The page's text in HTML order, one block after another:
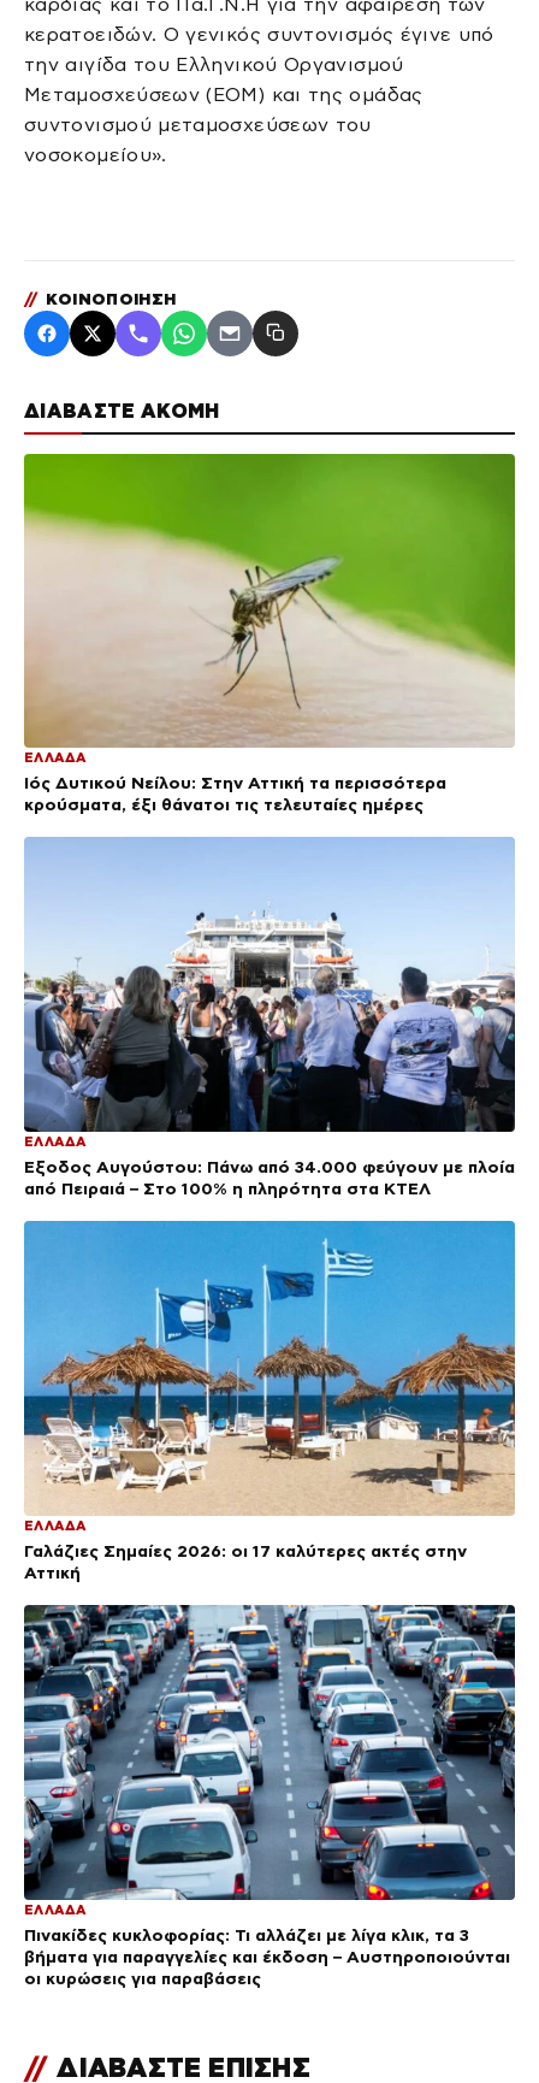
ΔΙΑΒΑΣΤΕ ΑΚΟΜΗ
ΕΛΛΑΔΑ
Ιός Δυτικού Νείλου: Στην Αττική τα περισσότερα
κρούσματα, έξι θάνατοι τις τελευταίες ημέρες
ΕΛΛΑΔΑ
Έξοδος Αυγούστου: Πάνω από 34.000 φεύγουν με πλοία
από Πειραιά – Στο 100% η πληρότητα στα ΚΤΕΛ
ΕΛΛΑΔΑ
Γαλάζιες Σημαίες 2026: οι 17 καλύτερες ακτές στην
Αττική
ΕΛΛΑΔΑ
Πινακίδες κυκλοφορίας: Τι αλλάζει με λίγα κλικ, τα 3
βήματα για παραγγελίες και έκδοση – Αυστηροποιούνται
οι κυρώσεις για παραβάσεις
κερατοειδών. Ο γενικός συντονισμός έγινε υπό
την αιγίδα του Ελληνικού Οργανισμού
Μεταμοσχεύσεων (ΕΟΜ) και της ομάδας
συντονισμού μεταμοσχεύσεων του
νοσοκομείου».
// ΚΟΙΝΟΠΟΙΗΣΗ
// ΔΙΑΒΑΣΤΕ ΕΠΙΣΗΣ